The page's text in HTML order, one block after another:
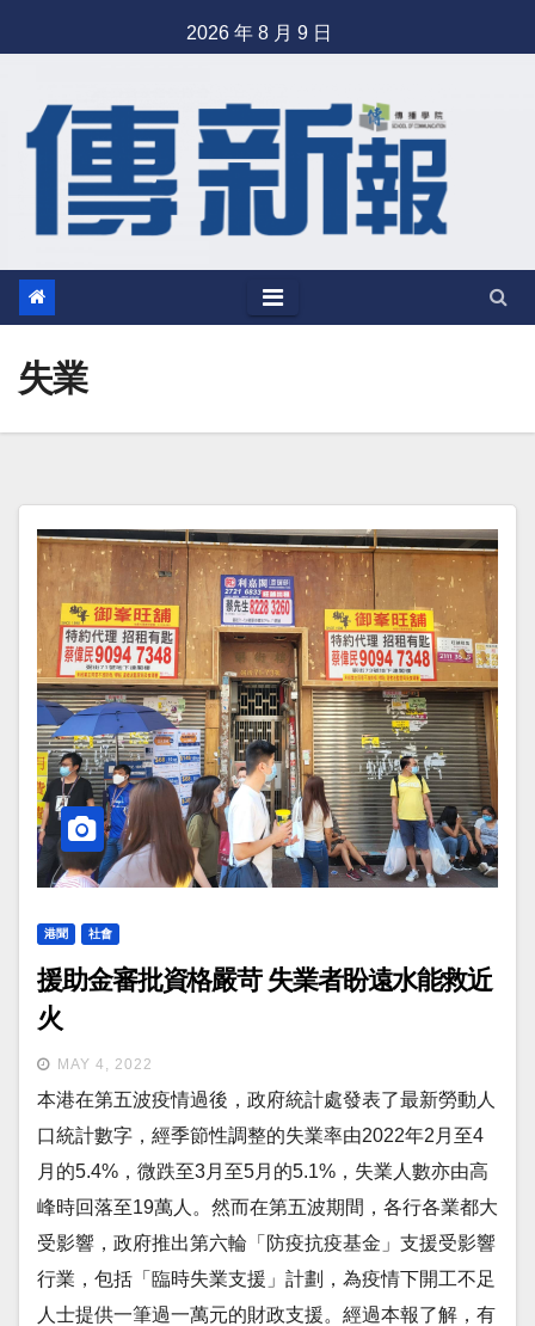
to
2026 年 8 月 9 日
失業
港聞 社會
援助金審批資格嚴苛 失業者盼遠水能救近
火
MAY 4, 2022
本港在第五波疫情過後，政府統計處發表了最新勞動人
口統計數字，經季節性調整的失業率由2022年2月至4
月的5.4%，微跌至3月至5月的5.1%，失業人數亦由高
峰時回落至19萬人。然而在第五波期間，各行各業都大
受影響，政府推出第六輪「防疫抗疫基金」支援受影響
行業，包括「臨時失業支援」計劃，為疫情下開工不足
人士提供一筆過一萬元的財政支援。經過本報了解，有